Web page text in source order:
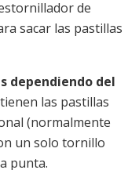
de
sacar las pastillas
dependiendo del
las pastillas
(normalmente
un solo tornillo
punta.